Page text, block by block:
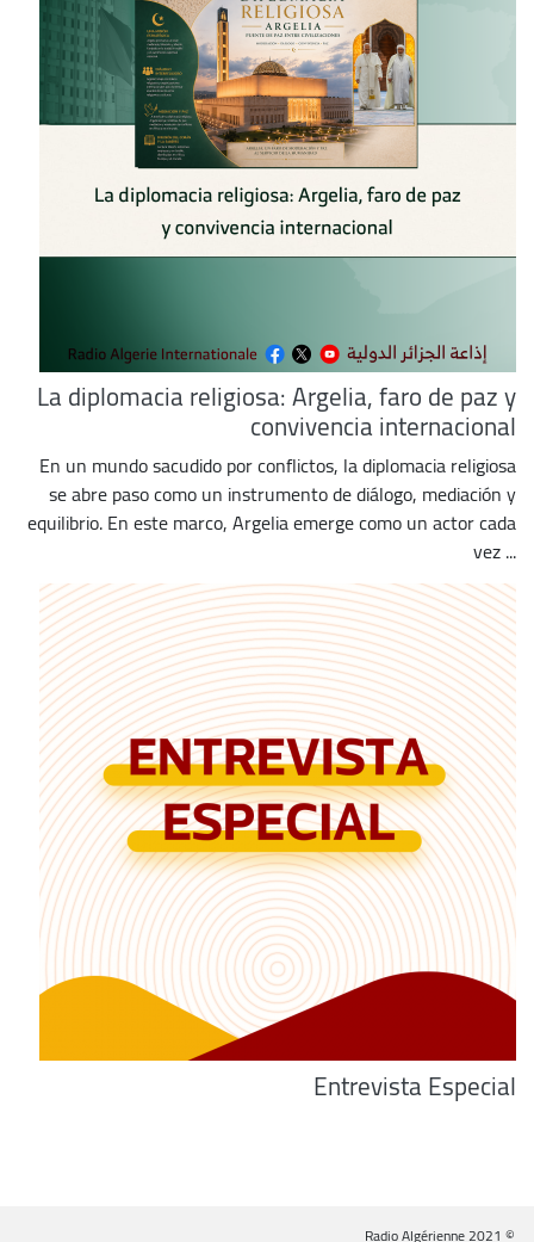
La diplomacia religiosa: Argelia, faro de paz y
convivencia internacional
En un mundo sacudido por conflictos, la diplomacia religiosa
se abre paso como un instrumento de diálogo, mediación y
equilibrio. En este marco, Argelia emerge como un actor cada
vez ...
Entrevista Especial
© Radio Algérienne 2021